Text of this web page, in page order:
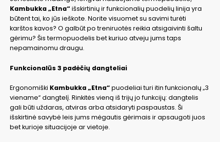
Kambukka „Etna“išskirtinių ir funkcionalių puodelių linija yra
būtent tai, ko jūs ieškote. Norite visuomet su savimi turėti
karštos kavos? O galbūt po treniruotės reikia atsigaivinti šaltu
gėrimu? Šis termopuodelis bet kuriuo atveju jums taps
nepamainomu draugu.
Funkcionalūs 3 padėčių dangteliai
Ergonomiški Kambukka „Etna“puodeliai turi itin funkcionalų „3
viename“ dangtelį. Rinkitės vieną iš trijų jo funkcijų: dangtelis
gali būti uždaras, atviras arba atsidaryti paspaustas. Ši
išskirtinė savybė leis jums mėgautis gėrimais ir apsaugoti juos
bet kurioje situacijoje ar vietoje.